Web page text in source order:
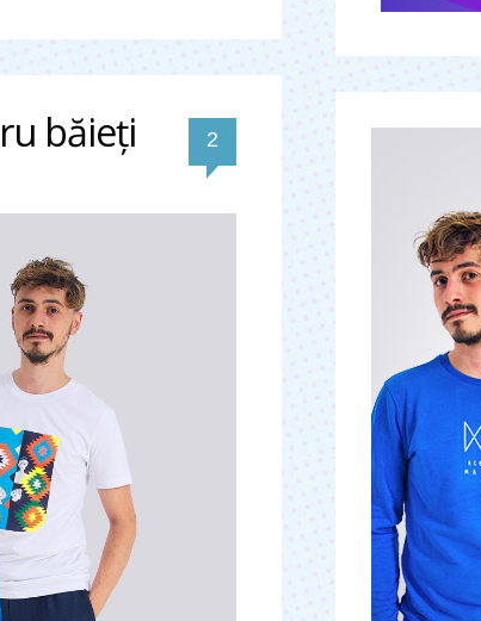
băieţi 2